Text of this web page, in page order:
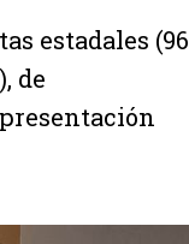
estadales (96
de